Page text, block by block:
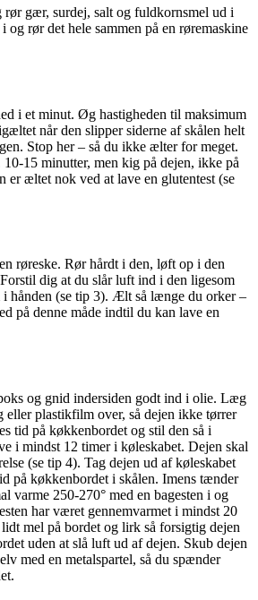
rør gær, surdej, salt og fuldkornsmel ud i
og rør det hele sammen på en røremaskine
i et minut. Øg hastigheden til maksimum
når den slipper siderne af skålen helt
Stop her – så du ikke ælter for meget.
15 minutter, men kig på dejen, ikke på
er æltet nok ved at lave en glutentest (se
røreske. Rør hårdt i den, løft op i den
dig at du slår luft ind i den ligesom
i hånden (se tip 3). Ælt så længe du orker –
på denne måde indtil du kan lave en
og gnid indersiden godt ind i olie. Læg
eller plastikfilm over, så dejen ikke tørrer
tid på køkkenbordet og stil den så i
i mindst 12 timer i køleskabet. Dejen skal
(se tip 4). Tag dejen ud af køleskabet
på køkkenbordet i skålen. Imens tænder
varme 250-270° med en bagesten i og
har været gennemvarmet i mindst 20
mel på bordet og lirk så forsigtig dejen
uden at slå luft ud af dejen. Skub dejen
med en metalspartel, så du spænder